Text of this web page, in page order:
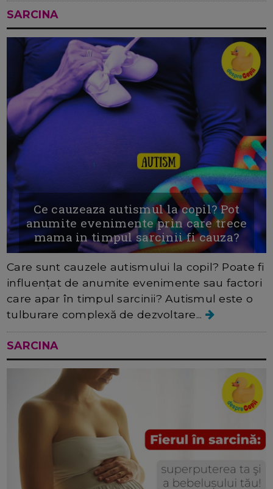
SARCINA
Ce cauzeaza autismul la copil? Pot
anumite evenimente prin care trece
mama in timpul sarcinii fi cauza?
Care sunt cauzele autismului la copil? Poate fi
influențat de anumite evenimente sau factori
care apar în timpul sarcinii? Autismul este o
tulburare complexă de dezvoltare...
SARCINA